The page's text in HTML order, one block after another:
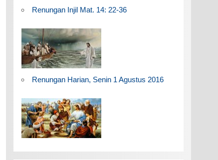
Renungan Injil Mat. 14: 22-36
Renungan Harian, Senin 1 Agustus 2016